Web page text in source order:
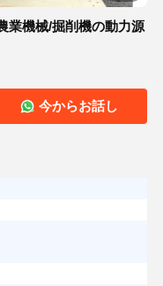
業機械/掘削機の動力源
今からお話し